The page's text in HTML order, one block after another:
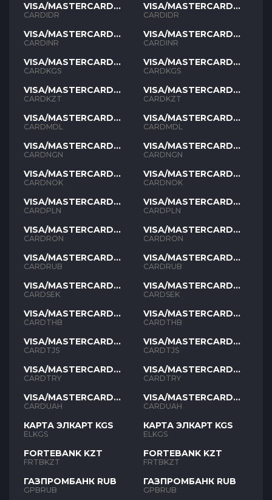
VISA/MASTERCARD
IDR
CARDIDR
VISA/MASTERCARD
INR
CARDINR
VISA/MASTERCARD
KGS
CARDKGS
VISA/MASTERCARD
KZT
CARDKZT
VISA/MASTERCARD
MDL
CARDMDL
VISA/MASTERCARD
NGN
CARDNGN
VISA/MASTERCARD
NOK
CARDNOK
VISA/MASTERCARD
PLN
CARDPLN
VISA/MASTERCARD
RON
CARDRON
VISA/MASTERCARD
RUB
CARDRUB
VISA/MASTERCARD
SEK
CARDSEK
VISA/MASTERCARD
THB
CARDTHB
VISA/MASTERCARD
TJS
CARDTJS
VISA/MASTERCARD
TYR
CARDTRY
VISA/MASTERCARD
UAH
CARDUAH
КАРТА ЭЛКАРТ KGS
ELKGS
FORTEBANK KZT
FRTBKZT
ГАЗПРОМБАНК RUB
GPBRUB
VISA/MASTERCARD
IDR
CARDIDR
VISA/MASTERCARD
INR
CARDINR
VISA/MASTERCARD
KGS
CARDKGS
VISA/MASTERCARD
KZT
CARDKZT
VISA/MASTERCARD
MDL
CARDMDL
VISA/MASTERCARD
NGN
CARDNGN
VISA/MASTERCARD
NOK
CARDNOK
VISA/MASTERCARD
PLN
CARDPLN
VISA/MASTERCARD
RON
CARDRON
VISA/MASTERCARD
RUB
CARDRUB
VISA/MASTERCARD
SEK
CARDSEK
VISA/MASTERCARD
THB
CARDTHB
VISA/MASTERCARD
TJS
CARDTJS
VISA/MASTERCARD
TYR
CARDTRY
VISA/MASTERCARD
UAH
CARDUAH
КАРТА ЭЛКАРТ KGS
ELKGS
FORTEBANK KZT
FRTBKZT
ГАЗПРОМБАНК RUB
GPBRUB